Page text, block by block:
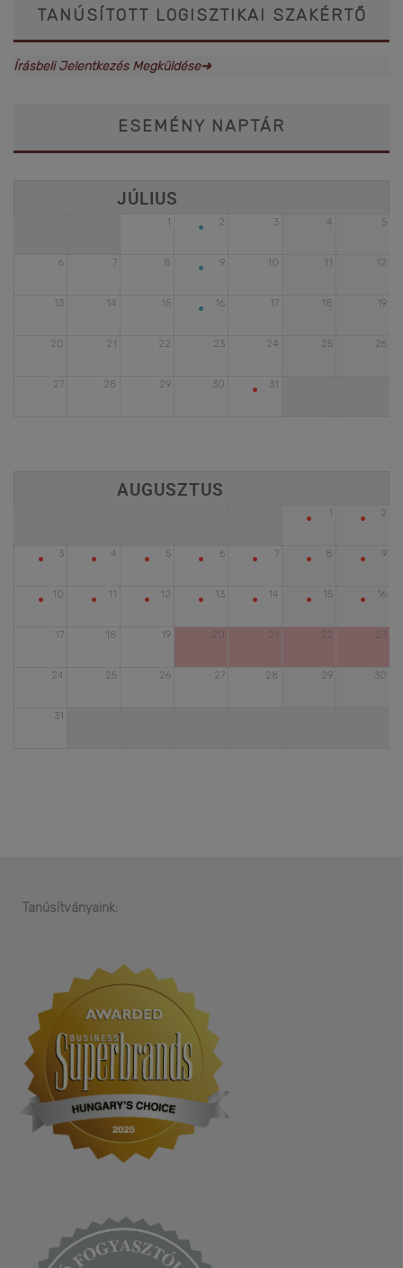
TANÚSÍTOTT LOGISZTIKAI SZAKÉRTŐ
Írásbeli Jelentkezés Megküldése➜
ESEMÉNY NAPTÁR
1 2
• 3 4 5
6 7 8 9
• 10 11 12
13 14 15 16
• 17 18 19
20 21 22 23 24 25 26
27 28 29 30 31
•
1
• 2
•
3
• 4
• 5
• 6
• 7
• 8
• 9
•
10
• 11
• 12
• 13
• 14
• 15
• 16
•
17 18 19 20 21 22 23
24 25 26 27 28 29 30
31
Tanúsítványaink: